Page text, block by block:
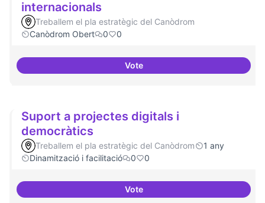
internacionals
Treballem el pla estratègic del Canòdrom
Canòdrom Obert
0 0
VoteTreball en xarxa amb projectes
Suport a projectes digitals i
democràtics
Treballem el pla estratègic del Canòdrom
1 any
Dinamització i facilitació
0 0
VoteSuport a projectes digitals i